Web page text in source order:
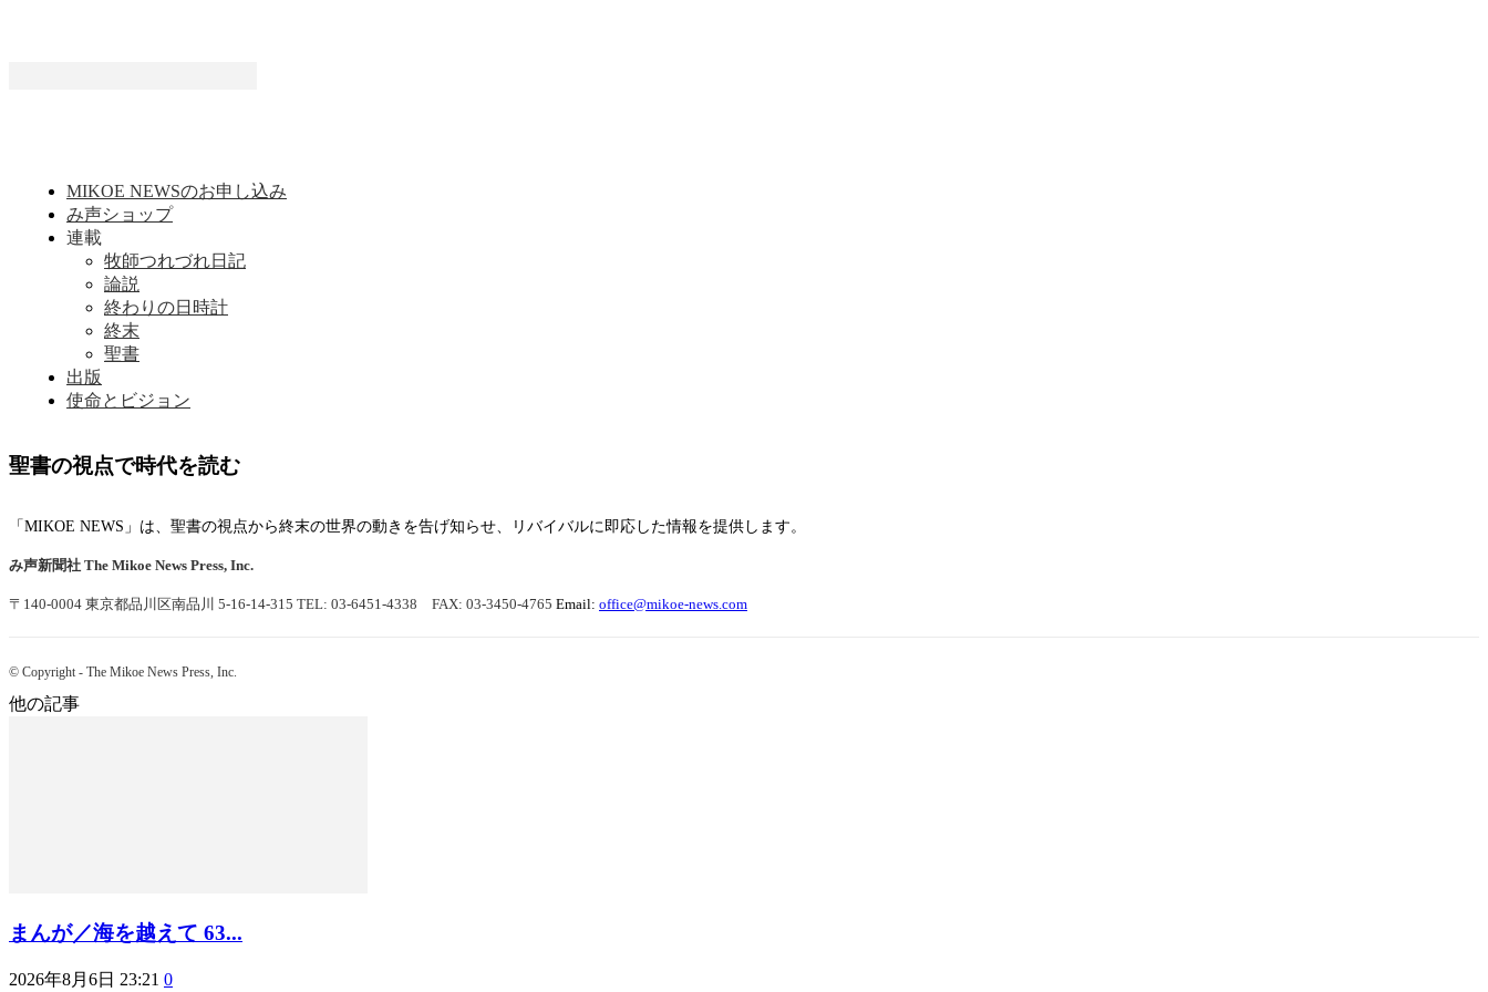
MIKOE NEWSのお申し込み
み声ショップ
連載
牧師つれづれ日記
論説
終わりの日時計
終末
聖書
出版
使命とビジョン
聖書の視点で時代を読む
「MIKOE NEWS」は、聖書の視点から終末の世界の動きを告げ知らせ、リバイバルに即応した情報を提供します。
み声新聞社 The Mikoe News Press, Inc.
〒140-0004 東京都品川区南品川 5-16-14-315 TEL: 03-6451-4338 FAX: 03-3450-4765 Email: office@mikoe-news.com
© Copyright - The Mikoe News Press, Inc.
他の記事
まんが／海を越えて 63...
2026年8月6日 23:21 0